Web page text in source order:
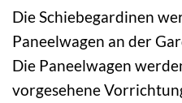
Die Schiebegardinen
Paneelwagen an der
Die Paneelwagen
vorgesehene